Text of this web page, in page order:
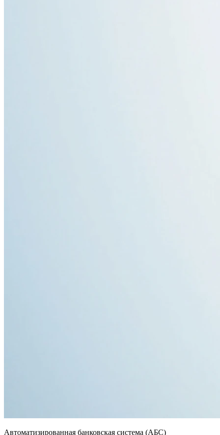
Автоматизированная банковская система (АБС)